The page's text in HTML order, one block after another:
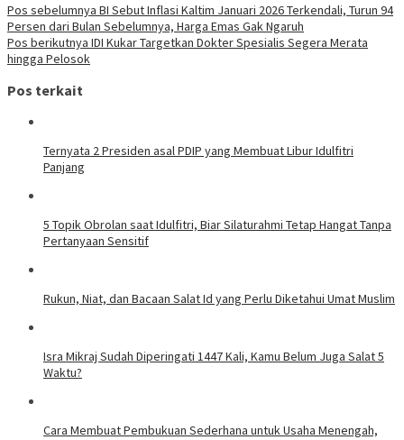
Pos sebelumnya BI Sebut Inflasi Kaltim Januari 2026 Terkendali, Turun 94
Persen dari Bulan Sebelumnya, Harga Emas Gak Ngaruh
Pos berikutnya IDI Kukar Targetkan Dokter Spesialis Segera Merata
hingga Pelosok
Pos terkait
Ternyata 2 Presiden asal PDIP yang Membuat Libur Idulfitri
Panjang
5 Topik Obrolan saat Idulfitri, Biar Silaturahmi Tetap Hangat Tanpa
Pertanyaan Sensitif
Rukun, Niat, dan Bacaan Salat Id yang Perlu Diketahui Umat Muslim
Isra Mikraj Sudah Diperingati 1447 Kali, Kamu Belum Juga Salat 5
Waktu?
Cara Membuat Pembukuan Sederhana untuk Usaha Menengah,